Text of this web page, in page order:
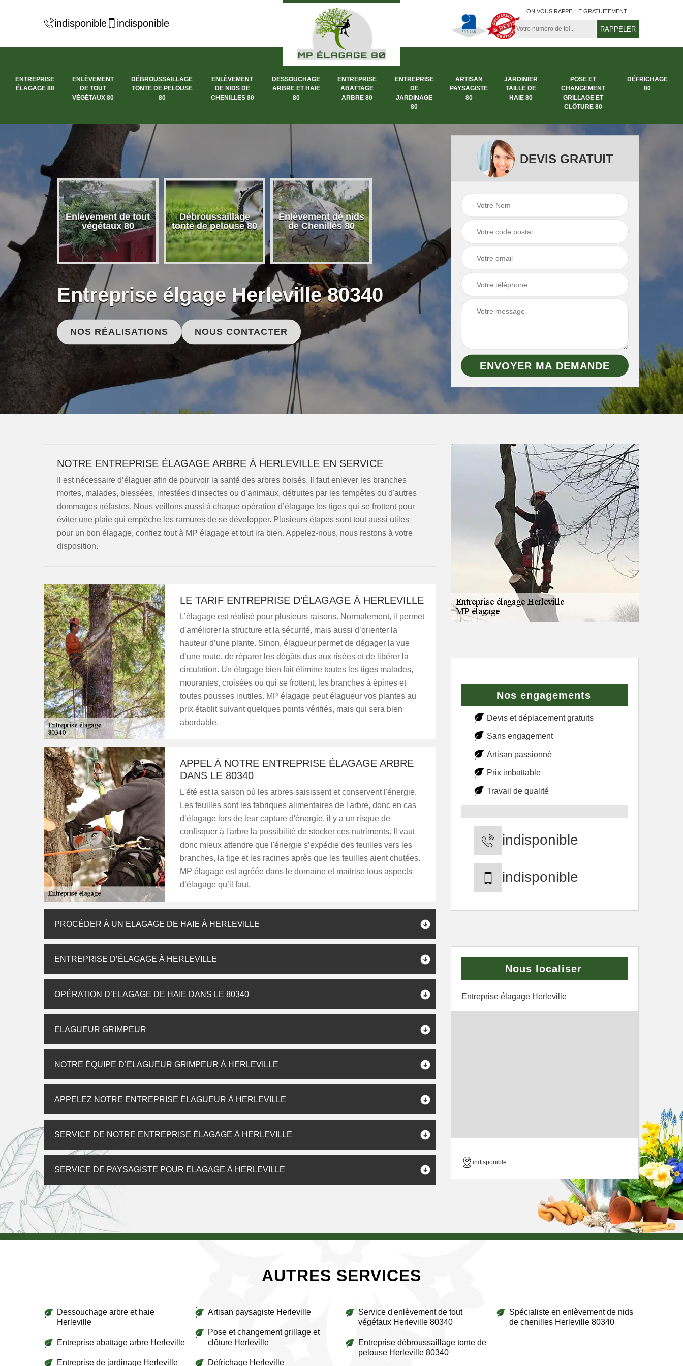
indisponible indisponible
ON VOUS RAPPELLE GRATUITEMENT
ENTREPRISE
ÉLAGAGE 80
ENLÈVEMENT
DE TOUT
VÉGÉTAUX 80
DÉBROUSSAILLAGE
TONTE DE PELOUSE
80
ENLÈVEMENT
DE NIDS DE
CHENILLES 80
DESSOUCHAGE
ARBRE ET HAIE
80
ENTREPRISE
ABATTAGE
ARBRE 80
ENTREPRISE
DE
JARDINAGE
80
ARTISAN
PAYSAGISTE
80
JARDINIER
TAILLE DE
HAIE 80
POSE ET
CHANGEMENT
GRILLAGE ET
CLÔTURE 80
DÉFRICHAGE
80
élagage
Enlèvement de tout
végétaux 80
Débroussaillage
tonte de pelouse 80
Enlèvement de nids
de Chenilles 80
Dessouchage arbre
et haie 80
Entreprise abattage
Entreprise de
jardinage 80
Entreprise élgage Herleville 80340
NOS RÉALISATIONS NOUS CONTACTER
DEVIS GRATUIT
NOTRE ENTREPRISE ÉLAGAGE ARBRE À HERLEVILLE EN SERVICE
Il est nécessaire d’élaguer afin de pourvoir la santé des arbres boisés. Il faut enlever les branches
mortes, malades, blessées, infestées d'insectes ou d’animaux, détruites par les tempêtes ou d'autres
dommages néfastes. Nous veillons aussi à chaque opération d’élagage les tiges qui se frottent pour
éviter une plaie qui empêche les ramures de se développer. Plusieurs étapes sont tout aussi utiles
pour un bon élagage, confiez tout à MP élagage et tout ira bien. Appelez-nous, nous restons à votre
disposition.
LE TARIF ENTREPRISE D’ÉLAGAGE À HERLEVILLE
L’élagage est réalisé pour plusieurs raisons. Normalement, il permet
d’améliorer la structure et la sécurité, mais aussi d’orienter la
hauteur d’une plante. Sinon, élagueur permet de dégager la vue
d’une route, de réparer les dégâts dus aux risées et de libérer la
circulation. Un élagage bien fait élimine toutes les tiges malades,
mourantes, croisées ou qui se frottent, les branches à épines et
toutes pousses inutiles. MP élagage peut élagueur vos plantes au
prix établit suivant quelques points vérifiés, mais qui sera bien
abordable.
APPEL À NOTRE ENTREPRISE ÉLAGAGE ARBRE
DANS LE 80340
L'été est la saison où les arbres saisissent et conservent l'énergie.
Les feuilles sont les fabriques alimentaires de l'arbre, donc en cas
d’élagage lors de leur capture d'énergie, il y a un risque de
confisquer à l'arbre la possibilité de stocker ces nutriments. Il vaut
donc mieux attendre que l'énergie s’expédie des feuilles vers les
branches, la tige et les racines après que les feuilles aient chutées.
MP élagage est agréée dans le domaine et maitrise tous aspects
d’élagage qu’il faut.
PROCÉDER À UN ELAGAGE DE HAIE À HERLEVILLE
ENTREPRISE D’ÉLAGAGE À HERLEVILLE
OPÉRATION D’ELAGAGE DE HAIE DANS LE 80340
ELAGUEUR GRIMPEUR
NOTRE ÉQUIPE D’ELAGUEUR GRIMPEUR À HERLEVILLE
APPELEZ NOTRE ENTREPRISE ÉLAGUEUR À HERLEVILLE
SERVICE DE NOTRE ENTREPRISE ÉLAGAGE À HERLEVILLE
SERVICE DE PAYSAGISTE POUR ÉLAGAGE À HERLEVILLE
Nos engagements
Devis et déplacement gratuits
Sans engagement
Artisan passionné
Prix imbattable
Travail de qualité
indisponible
indisponible
Nous localiser
Entreprise élagage Herleville
indisponible
AUTRES SERVICES
Dessouchage arbre et haie
Herleville
Entreprise abattage arbre Herleville
Entreprise de jardinage Herleville
Artisan paysagiste Herleville
Pose et changement grillage et
clôture Herleville
Défrichage Herleville
Service d'enlèvement de tout
végétaux Herleville 80340
Entreprise débroussaillage tonte de
pelouse Herleville 80340
Spécialiste en enlèvement de nids
de chenilles Herleville 80340